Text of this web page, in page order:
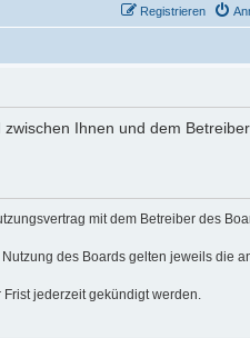
Registrieren
zwischen Ihnen und dem
mit dem Betreiber des
des Boards gelten jeweils die
jederzeit gekündigt werden.